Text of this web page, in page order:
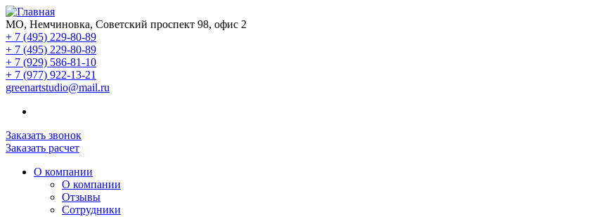
МО, Немчиновка, Советский проспект 98, офис 2
+ 7 (495) 229-80-89
+ 7 (495) 229-80-89
+ 7 (929) 586-81-10
+ 7 (977) 922-13-21
greenartstudio@mail.ru
Заказать звонок
Заказать расчет
О компании
О компании
Отзывы
Сотрудники